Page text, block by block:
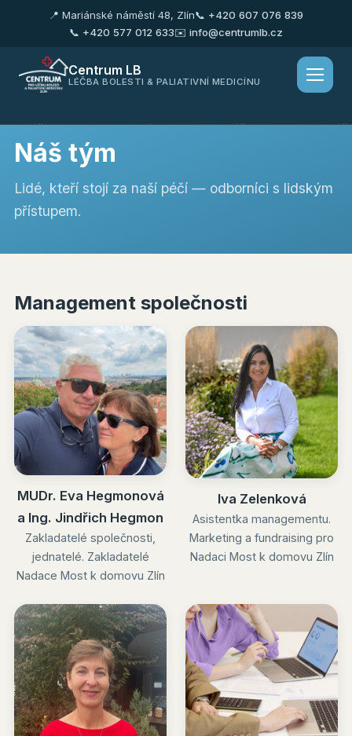
📍 Mariánské náměstí 48, Zlín📞 +420 607 076 839
📞 +420 577 012 633✉️ info@centrumlb.cz
Centrum LB
LÉČBA BOLESTI & PALIATIVNÍ MEDICÍNU
Léčba bolesti Domácí hospic Péče o rodinu Náš
Náš tým
Lidé, kteří stojí za naší péčí — odborníci s lidským
přístupem.
Management společnosti
MUDr. Eva Hegmonová
a Ing. Jindřich Hegmon
Zakladatelé společnosti,
jednatelé. Zakladatelé
Nadace Most k domovu Zlín
Iva Zelenková
Asistentka managementu.
Marketing a fundraising pro
Nadaci Most k domovu Zlín